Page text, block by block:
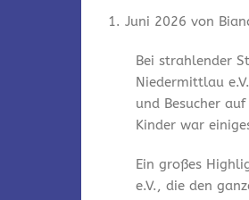
1. Juni 2026 von
Bei strahlender
Niedermittlau
und Besucher
Kinder war
Ein großes
e.V., die den